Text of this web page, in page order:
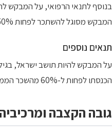
המבקש מסוגל להשתכר לפחות 50% ממה שהשתכר לפני המגבלה, או ממה שאדם בריא ללא מגבלות יכול להשתכר בעיסוקים המתאימים לו.
תנאים נוספים
הכנסתו לפחות ל-60% מהשכר הממוצע.
גובה הקצבה ומרכיביה